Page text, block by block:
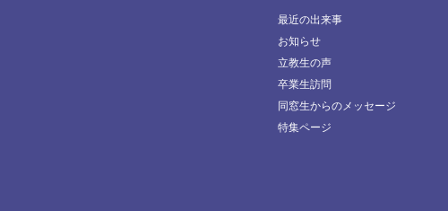
最近の出来事
お知らせ
立教生の声
卒業生訪問
同窓生からのメッセージ
特集ページ